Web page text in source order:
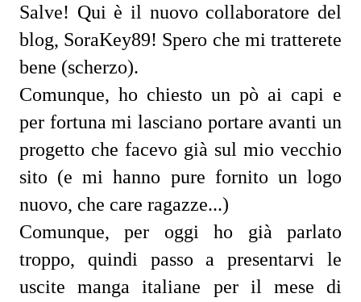
Salve! Qui è il nuovo collaboratore del
blog, SoraKey89! Spero che mi tratterete
bene (scherzo).
Comunque, ho chiesto un pò ai capi e
per fortuna mi lasciano portare avanti un
progetto che facevo già sul mio vecchio
sito (e mi hanno pure fornito un logo
nuovo, che care ragazze...)
Comunque, per oggi ho già parlato
troppo, quindi passo a presentarvi le
uscite manga italiane per il mese di